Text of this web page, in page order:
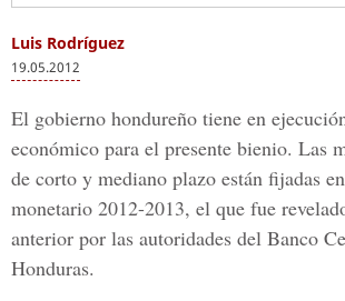
Luis Rodríguez
19.05.2012
El gobierno hondureño tiene en
económico para el presente bienio. Las
de corto y mediano plazo están fijadas
monetario 2012-2013, el que fue
anterior por las autoridades del Banco
Honduras.